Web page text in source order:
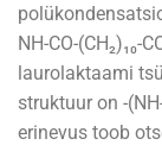
NH-CO-(CH₂)₁₀-
laurolaktaami
struktuur on -
erinevus toob